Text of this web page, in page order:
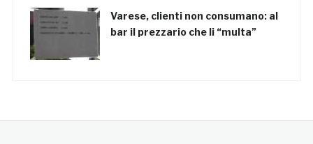
Varese, clienti non consumano: al
bar il prezzario che li “multa”